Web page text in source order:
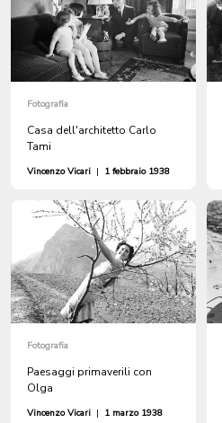
Fotografia
Casa dell'architetto Carlo
Tami
Vincenzo Vicari | 1 febbraio 1938
Fotografia
Paesaggi primaverili con
Olga
Vincenzo Vicari | 1 marzo 1938